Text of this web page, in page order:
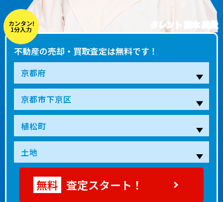
タレント 藤本 美貴
カンタン!
1分入力
不動産の売却・買取査定は無料です！
査定スタート！